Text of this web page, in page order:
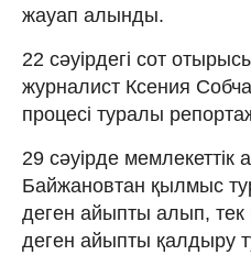
жауап алынды.
22 сәуірдегі сот
журналист Ксения
процесі туралы
29 сәуірде
Байжановтан қылмыс
деген айыпты алып,
деген айыпты қалдыру